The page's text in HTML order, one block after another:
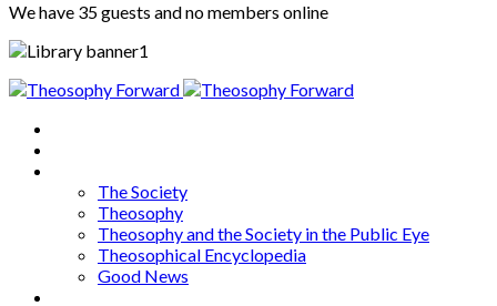
We have 35 guests and no members online
The Society
Theosophy
Theosophy and the Society in the Public Eye
Theosophical Encyclopedia
Good News